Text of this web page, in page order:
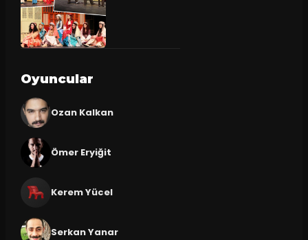
Oyuncular
Ozan Kalkan
Ömer Eryiğit
Kerem Yücel
Serkan Yanar